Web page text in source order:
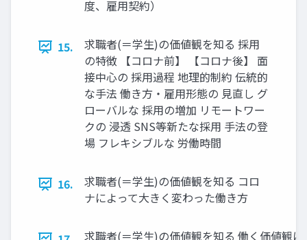
度、雇用契約）
15.
求職者(＝学生)の価値観を知る 採用
の特徴 【コロナ前】 【コロナ後】 面
接中心の 採用過程 地理的制約 伝統的
な手法 働き方・雇用形態の 見直し グ
ローバルな 採用の増加 リモートワー
クの 浸透 SNS等新たな採用 手法の登
場 フレキシブルな 労働時間
16.
求職者(＝学生)の価値観を知る コロ
ナによって大きく変わった働き方
求職者(＝学生)の価値観を知る 働く価値観に